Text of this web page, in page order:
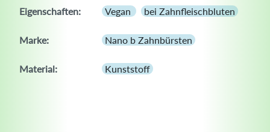
Eigenschaften: Vegan bei Zahnfleischbluten
Marke: Nano b Zahnbürsten
Material: Kunststoff